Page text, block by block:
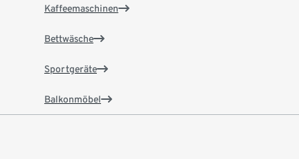
Kaffeemaschinen
Bettwäsche
Sportgeräte
Balkonmöbel